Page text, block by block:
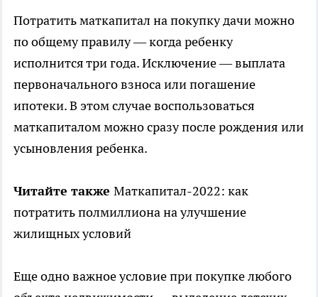
Потратить маткапитал на покупку дачи можно
по общему правилу — когда ребенку
исполнится три года. Исключение — выплата
первоначального взноса или погашение
ипотеки. В этом случае воспользоваться
маткапиталом можно сразу после рождения или
усыновления ребенка.
Читайте также Маткапитал-2022: как
потратить полмиллиона на улучшение
жилищных условий
Еще одно важное условие при покупке любого